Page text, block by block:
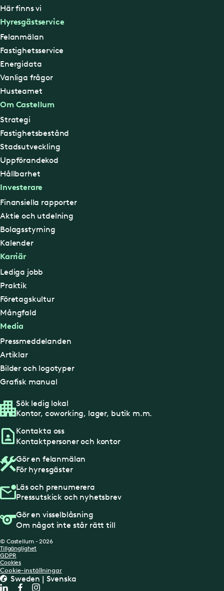
Här finns vi
Hyresgästservice
Felanmälan
Fastighetsservice
Energidata
Vanliga frågor
Husteamet
Om Castellum
Strategi
Fastighetsbestånd
Stadsutveckling
Uppförandekod
Hållbarhet
Investerare
Finansiella rapporter
Aktie och utdelning
Bolagsstyrning
Kalender
Karriär
Lediga jobb
Praktik
Företagskultur
Mångfald
Media
Pressmeddelanden
Artiklar
Bilder och logotyper
Grafisk manual
Sök ledig lokal
Kontor, coworking, lager, butik m.m.
Kontakta oss
Kontaktpersoner och kontor
Gör en felanmälan
För hyresgäster
Läs och prenumerera
Pressutskick och nyhetsbrev
Gör en visselblåsning
Om något inte står rätt till
© Castellum - 2026
Tillgänglighet
GDPR
Cookies
Cookie-inställningar
Sweden | Svenska